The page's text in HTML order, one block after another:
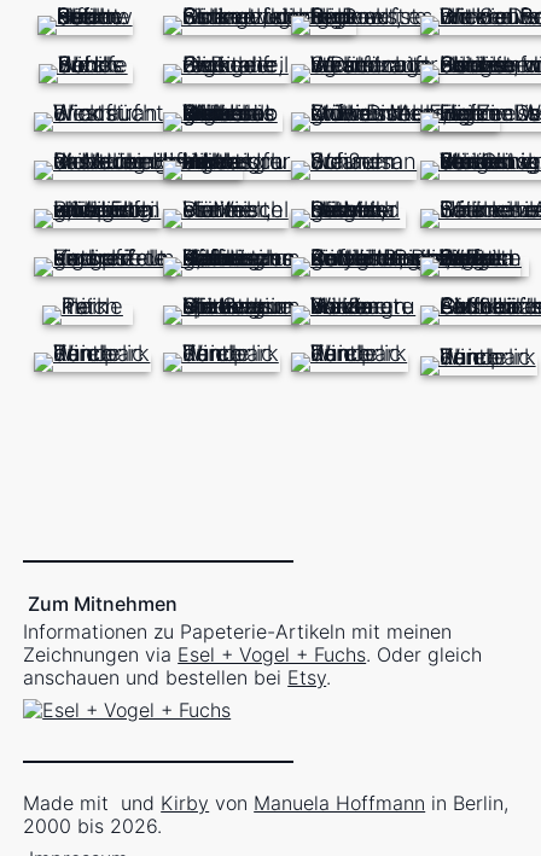
Zum Mitnehmen
Informationen zu Papeterie-Artikeln mit meinen
Zeichnungen via Esel + Vogel + Fuchs. Oder gleich
anschauen und bestellen bei Etsy.
Made mit und Kirby von Manuela Hoffmann in Berlin,
2000 bis 2026.